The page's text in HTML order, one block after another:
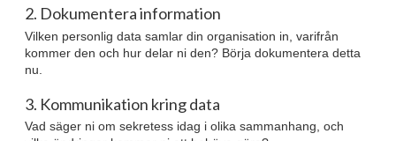
2. Dokumentera information
Vilken personlig data samlar din organisation in, varifrån
kommer den och hur delar ni den? Börja dokumentera detta
nu.
3. Kommunikation kring data
Vad säger ni om sekretess idag i olika sammanhang, och